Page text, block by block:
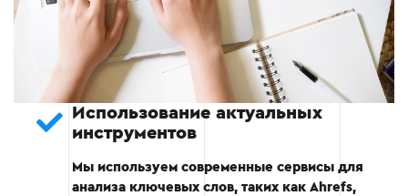
Этап 3
После написания текст проходит тщательную
Использование актуальных
инструментов
Мы используем современные сервисы для
анализа ключевых слов, таких как Ahrefs,